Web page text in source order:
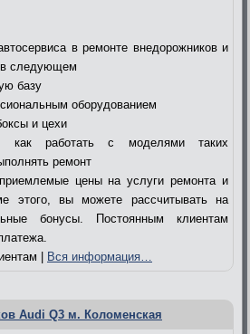
в ремонте внедорожников и
в следующем
базу
оборудованием
и цехи
как работать с моделями таких
ремонт
цены на услуги ремонта и
этого, вы можете рассчитывать на
бонусы. Постоянным клиентам
| Вся информация…
Audi Q3 м. Коломенская